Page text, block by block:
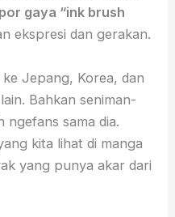
gaya “ink brush
ekspresi dan gerakan.
Jepang, Korea, dan
Bahkan seniman-
ngefans sama dia.
kita lihat di manga
yang punya akar dari